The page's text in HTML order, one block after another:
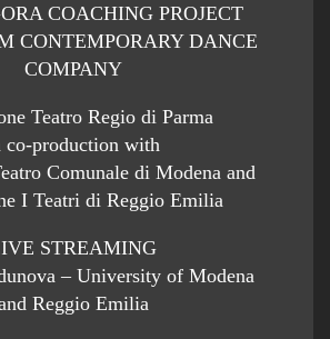
COACHING PROJECT
CONTEMPORARY DANCE
COMPANY
Teatro Regio di Parma
co-production with
Comunale di Modena and
I Teatri di Reggio Emilia
STREAMING
– University of Modena
Reggio Emilia